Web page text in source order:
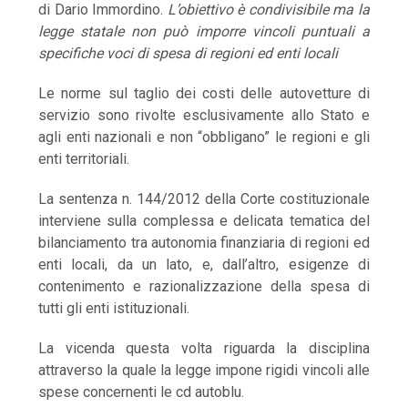
di Dario Immordino. L’obiettivo è condivisibile ma la
legge statale non può imporre vincoli puntuali a
specifiche voci di spesa di regioni ed enti locali
Le norme sul taglio dei costi delle autovetture di
servizio sono rivolte esclusivamente allo Stato e
agli enti nazionali e non “obbligano” le regioni e gli
enti territoriali.
La sentenza n. 144/2012 della Corte costituzionale
interviene sulla complessa e delicata tematica del
bilanciamento tra autonomia finanziaria di regioni ed
enti locali, da un lato, e, dall’altro, esigenze di
contenimento e razionalizzazione della spesa di
tutti gli enti istituzionali.
La vicenda questa volta riguarda la disciplina
attraverso la quale la legge impone rigidi vincoli alle
spese concernenti le cd autoblu.